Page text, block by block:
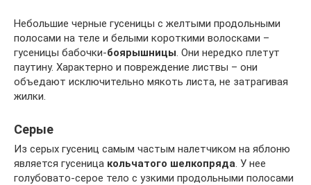
Небольшие черные гусеницы с желтыми продольными
полосами на теле и белыми короткими волосками –
гусеницы бабочки-боярышницы. Они нередко плетут
паутину. Характерно и повреждение листвы – они
объедают исключительно мякоть листа, не затрагивая
жилки.
Серые
Из серых гусениц самым частым налетчиком на яблоню
является гусеница кольчатого шелкопряда. У нее
голубовато-серое тело с узкими продольными полосами